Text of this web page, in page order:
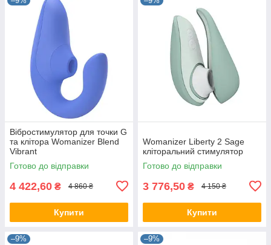
Вібростимулятор для точки G
та клітора Womanizer Blend
Vibrant
Готово до відправки
4 422,60 ₴ 4 860 ₴
Купити
Womanizer Liberty 2 Sage
кліторальний стимулятор
Готово до відправки
3 776,50 ₴ 4 150 ₴
Купити
–9% –9%